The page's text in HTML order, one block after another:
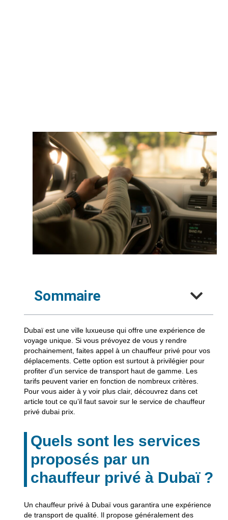
Sommaire
Dubaï est une ville luxueuse qui offre une expérience de
voyage unique. Si vous prévoyez de vous y rendre
prochainement, faites appel à un chauffeur privé pour vos
déplacements. Cette option est surtout à privilégier pour
profiter d’un service de transport haut de gamme. Les
tarifs peuvent varier en fonction de nombreux critères.
Pour vous aider à y voir plus clair, découvrez dans cet
article tout ce qu’il faut savoir sur le service de chauffeur
privé dubai prix.
Quels sont les services
proposés par un
chauffeur privé à Dubaï ?
Un chauffeur privé à Dubaï vous garantira une expérience
de transport de qualité. Il propose généralement des